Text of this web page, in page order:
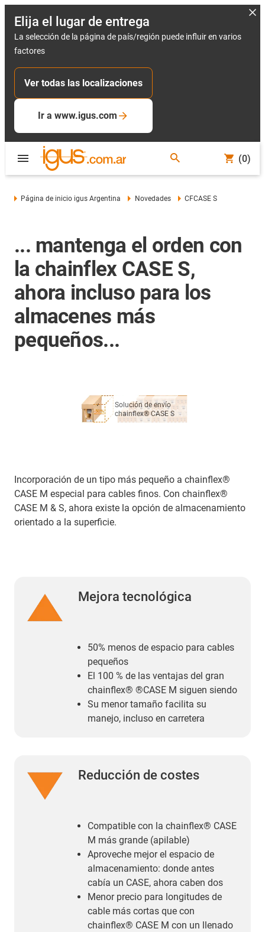
Elija el lugar de entrega
La selección de la página de país/región puede influir en varios
factores
Ver todas las localizaciones
Ir a www.igus.com
(0)
Página de inicio igus Argentina Novedades CFCASE S
... mantenga el orden con
la chainflex CASE S,
ahora incluso para los
almacenes más
pequeños...
Solución de envío
chainflex® CASE S
Incorporación de un tipo más pequeño a chainflex®
CASE M especial para cables finos. Con chainflex®
CASE M & S, ahora existe la opción de almacenamiento
orientado a la superficie.
Mejora tecnológica
50% menos de espacio para cables
pequeños
El 100 % de las ventajas del gran
chainflex® ®CASE M siguen siendo
Su menor tamaño facilita su
manejo, incluso en carretera
Reducción de costes
Compatible con la chainflex® CASE
M más grande (apilable)
Aproveche mejor el espacio de
almacenamiento: donde antes
cabía un CASE, ahora caben dos
Menor precio para longitudes de
cable más cortas que con
chainflex® CASE M con un llenado